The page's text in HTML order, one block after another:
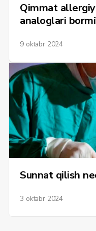
Qimmat
analoglari
9 oktabr 2024
Sunnat qilish
3 oktabr 2024